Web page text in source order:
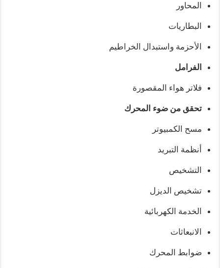
المحاور
البطاريات
الأحزمة واستبدال الخراطيم
الفرامل
فلاتر هواء المقصورة
تحقق من ضوء المحرك
مسح الكمبيوتر
أنظمة التبريد
التشخيص
تشخيص الديزل
الخدمة الكهربائية
الانبعاثات
ضوابط المحرك